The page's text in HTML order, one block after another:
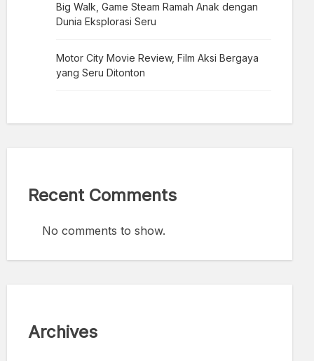
Big Walk, Game Steam Ramah Anak dengan
Dunia Eksplorasi Seru
Motor City Movie Review, Film Aksi Bergaya
yang Seru Ditonton
Recent Comments
No comments to show.
Archives